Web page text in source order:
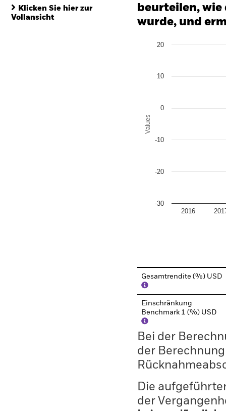
Klicken Sie hier zur
Vollansicht
beurteilen,
wurde, und
Bar chart with 2 data
Values
2016
-30
-20
-10
0
10
20
Gesamtrendite (%) USD
Einschränkung
Benchmark 1 (%) USD
Bei der
der
Die
der